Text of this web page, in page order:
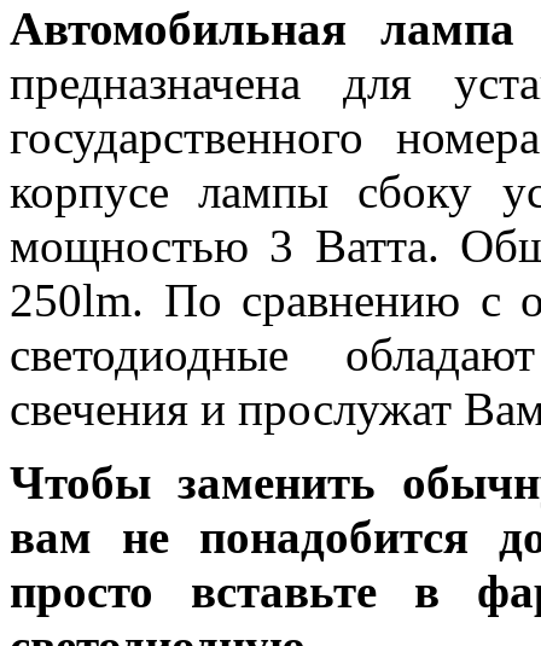
Автомобильная
предназначена для
государственного
корпусе лампы сбоку
мощностью 3 Ватта.
250lm. По сравнению с
светодиодные
свечения и прослужат
Чтобы заменить
вам не понадобится
просто вставьте в